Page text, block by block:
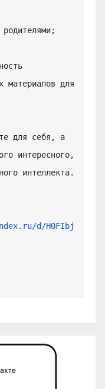
материалов для
для себя, а
интересного,
интеллекта.
d/H0FIbj